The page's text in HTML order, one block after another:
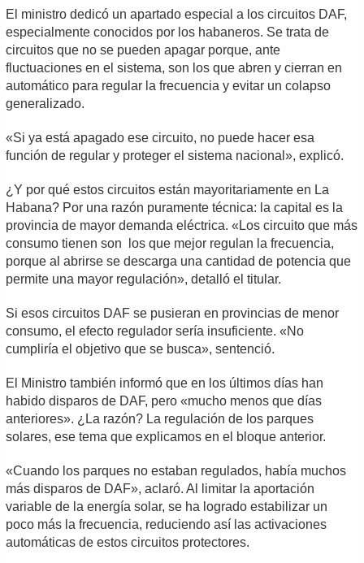
El ministro dedicó un apartado especial a los circuitos DAF,
especialmente conocidos por los habaneros. Se trata de
circuitos que no se pueden apagar porque, ante
fluctuaciones en el sistema, son los que abren y cierran en
automático para regular la frecuencia y evitar un colapso
generalizado.
«Si ya está apagado ese circuito, no puede hacer esa
función de regular y proteger el sistema nacional», explicó.
¿Y por qué estos circuitos están mayoritariamente en La
Habana? Por una razón puramente técnica: la capital es la
provincia de mayor demanda eléctrica. «Los circuito que más
consumo tienen son los que mejor regulan la frecuencia,
porque al abrirse se descarga una cantidad de potencia que
permite una mayor regulación», detalló el titular.
Si esos circuitos DAF se pusieran en provincias de menor
consumo, el efecto regulador sería insuficiente. «No
cumpliría el objetivo que se busca», sentenció.
El Ministro también informó que en los últimos días han
habido disparos de DAF, pero «mucho menos que días
anteriores». ¿La razón? La regulación de los parques
solares, ese tema que explicamos en el bloque anterior.
«Cuando los parques no estaban regulados, había muchos
más disparos de DAF», aclaró. Al limitar la aportación
variable de la energía solar, se ha logrado estabilizar un
poco más la frecuencia, reduciendo así las activaciones
automáticas de estos circuitos protectores.